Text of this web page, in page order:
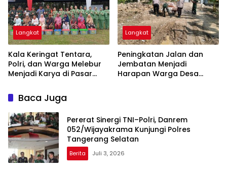
Langkat
Kala Keringat Tentara,
Polri, dan Warga Melebur
Menjadi Karya di Pasar
Langkat
Peningkatan Jalan dan
Jembatan Menjadi
Harapan Warga Desa
Baca Juga
Pererat Sinergi TNI–Polri, Danrem
052/Wijayakrama Kunjungi Polres
Tangerang Selatan
Berita Juli 3, 2026